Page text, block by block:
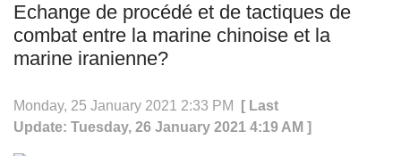
Echange de procédé et de tactiques de
combat entre la marine chinoise et la
marine iranienne?
Monday, 25 January 2021 2:33 PM
[ Last
Update: Tuesday, 26 January 2021 4:19 AM ]